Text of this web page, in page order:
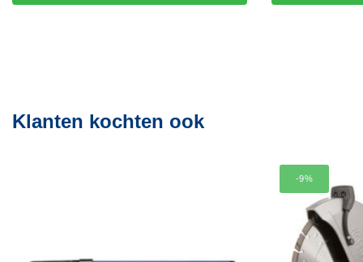
Klanten kochten ook
-9%